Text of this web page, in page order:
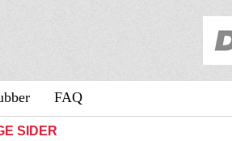
FAQ
SIDER